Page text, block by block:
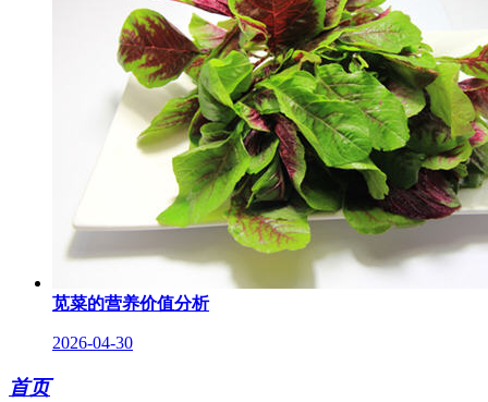
苋菜的营养价值分析
2026-04-30
首页